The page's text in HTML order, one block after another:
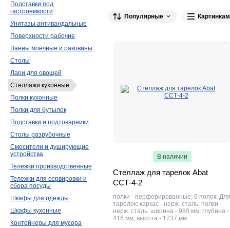
KRONER
Церера 8
Популярные
В наличии
Стеллаж для тарелок Abat
ССТ-4-2
полки - перфорированные; 6 полок; Для
тарелок; каркас - нерж. сталь; полки -
нерж. сталь; ширина - 980 мм; глубина -
416 мм; высота - 1737 мм
Подставки под
гастроемкости
Унитазы антивандальные
Поверхности рабочие
Ванны моечные и раковины
Столы
Лари для овощей
Стеллажи кухонные
Полки кухонные
Полки для бутылок
Подставки и подтоварники
Столы разрубочные
Смесители и душирующие
устройства
Тележки производственные
Тележки для сервировки и
сбора посуды
Шкафы для одежды
Шкафы кухонные
Контейнеры для мусора